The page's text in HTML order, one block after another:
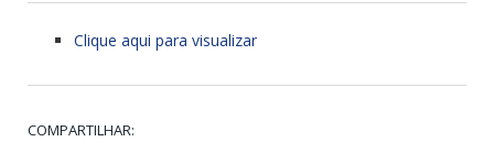
Clique aqui para visualizar
COMPARTILHAR: